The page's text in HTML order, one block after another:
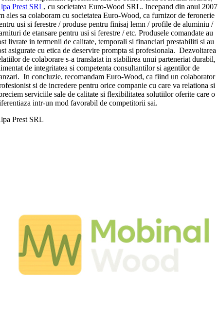
Prest SRL, cu societatea Euro-Wood SRL. Incepand din anul
ales sa colaboram cu societatea Euro-Wood, ca furnizor de feronerie
usi si ferestre / produse pentru finisaj lemn / profile de aluminiu /
de etansare pentru usi si ferestre / etc. Produsele comandate au
livrate in termenii de calitate, temporali si financiari prestabiliti si au
asigurate cu etica de deservire prompta si profesionala. Dezvoltarea
de colaborare s-a translatat in stabilirea unui parteneriat durabil,
de integritatea si competenta consultantilor si agentilor de
In concluzie, recomandam Euro-Wood, ca fiind un colaborator
si de incredere pentru orice companie cu care va relationa si
serviciile sale de calitate si flexibilitatea solutiilor oferite care o
intr-un mod favorabil de competitorii sai.
Prest SRL